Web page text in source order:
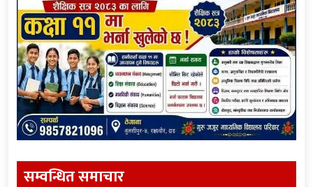
सम्वन्धित समाचार